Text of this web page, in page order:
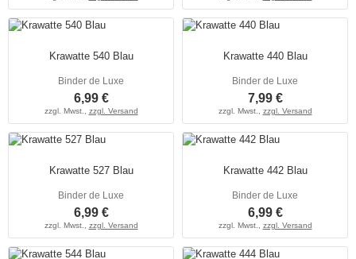
Krawatte 540 Blau
Binder de Luxe
6,99 €
zzgl. Mwst., zzgl. Versand
Krawatte 440 Blau
Binder de Luxe
7,99 €
zzgl. Mwst., zzgl. Versand
Krawatte 527 Blau
Binder de Luxe
6,99 €
zzgl. Mwst., zzgl. Versand
Krawatte 442 Blau
Binder de Luxe
6,99 €
zzgl. Mwst., zzgl. Versand